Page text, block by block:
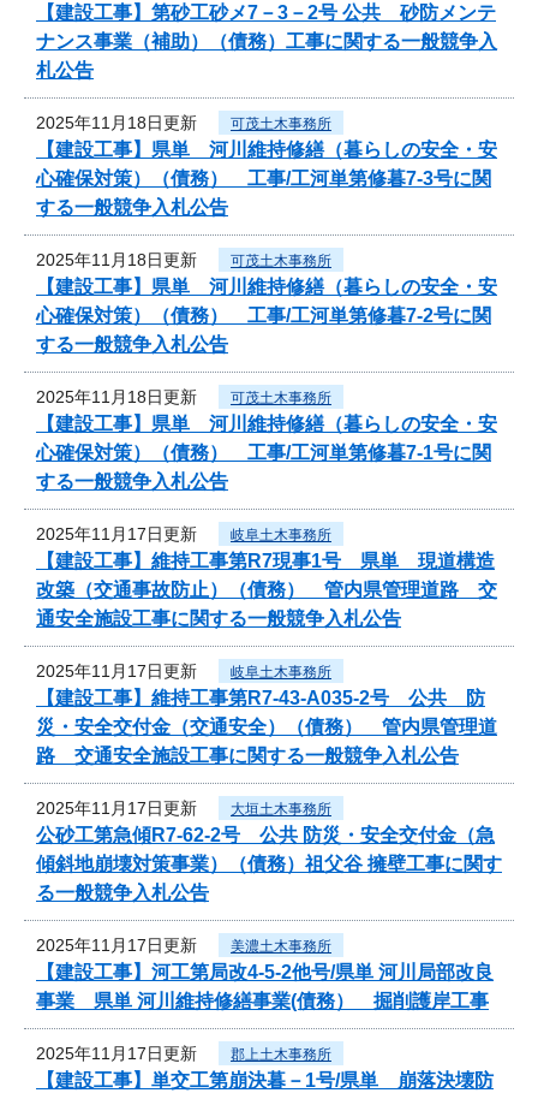
【建設工事】第砂工砂メ7－3－2号 公共 砂防メンテ
ナンス事業（補助）（債務）工事に関する一般競争入
札公告
2025年11月18日更新 可茂土木事務所
【建設工事】県単 河川維持修繕（暮らしの安全・安
心確保対策）（債務） 工事/工河単第修暮7-3号に関
する一般競争入札公告
2025年11月18日更新 可茂土木事務所
【建設工事】県単 河川維持修繕（暮らしの安全・安
心確保対策）（債務） 工事/工河単第修暮7-2号に関
する一般競争入札公告
2025年11月18日更新 可茂土木事務所
【建設工事】県単 河川維持修繕（暮らしの安全・安
心確保対策）（債務） 工事/工河単第修暮7-1号に関
する一般競争入札公告
2025年11月17日更新 岐阜土木事務所
【建設工事】維持工事第R7現事1号 県単 現道構造
改築（交通事故防止）（債務） 管内県管理道路 交
通安全施設工事に関する一般競争入札公告
2025年11月17日更新 岐阜土木事務所
【建設工事】維持工事第R7-43-A035-2号 公共 防
災・安全交付金（交通安全）（債務） 管内県管理道
路 交通安全施設工事に関する一般競争入札公告
2025年11月17日更新 大垣土木事務所
公砂工第急傾R7-62-2号 公共 防災・安全交付金（急
傾斜地崩壊対策事業）（債務）祖父谷 擁壁工事に関す
る一般競争入札公告
2025年11月17日更新 美濃土木事務所
【建設工事】河工第局改4-5-2他号/県単 河川局部改良
事業 県単 河川維持修繕事業(債務） 掘削護岸工事
2025年11月17日更新 郡上土木事務所
【建設工事】単交工第崩決暮－1号/県単 崩落決壊防